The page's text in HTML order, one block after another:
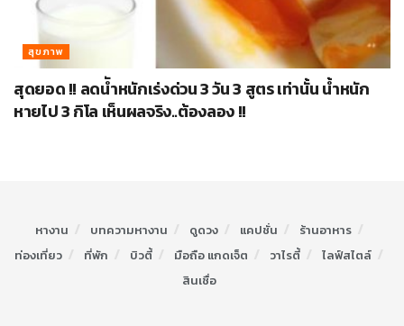
สุขภาพ
สุดยอด !! ลดนัำหนักเร่งด่วน 3 วัน 3 สูตร เท่านั้น น้ำหนัก
หายไป 3 กิโล เห็นผลจริง..ต้องลอง !!
หางาน บทความหางาน ดูดวง แคปชั่น
ร้านอาหาร
ท่องเที่ยว
ที่พัก บิวตี้ มือถือ แกดเจ็ต วาไรตี้
ไลฟ์สไตล์
สินเชื่อ